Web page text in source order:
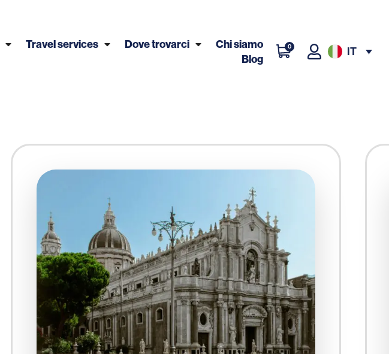
Travel services Dove trovarci
Chi siamo
Blog
0 IT